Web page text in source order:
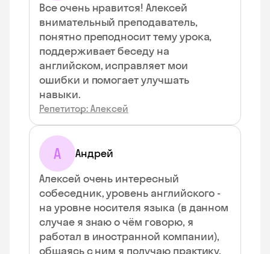
Все очень нравится! Алексей
внимательный преподаватель,
понятно преподносит тему урока,
поддерживает беседу на
английском, исправляет мои
ошибки и помогает улучшать
навыки.
Репетитор: Алексей
А
Андрей
Алексей очень интересный
собеседник, уровень английского -
на уровне носителя языка (в данном
случае я знаю о чём говорю, я
работал в иностранной компании),
общаясь с ним я получаю практику,